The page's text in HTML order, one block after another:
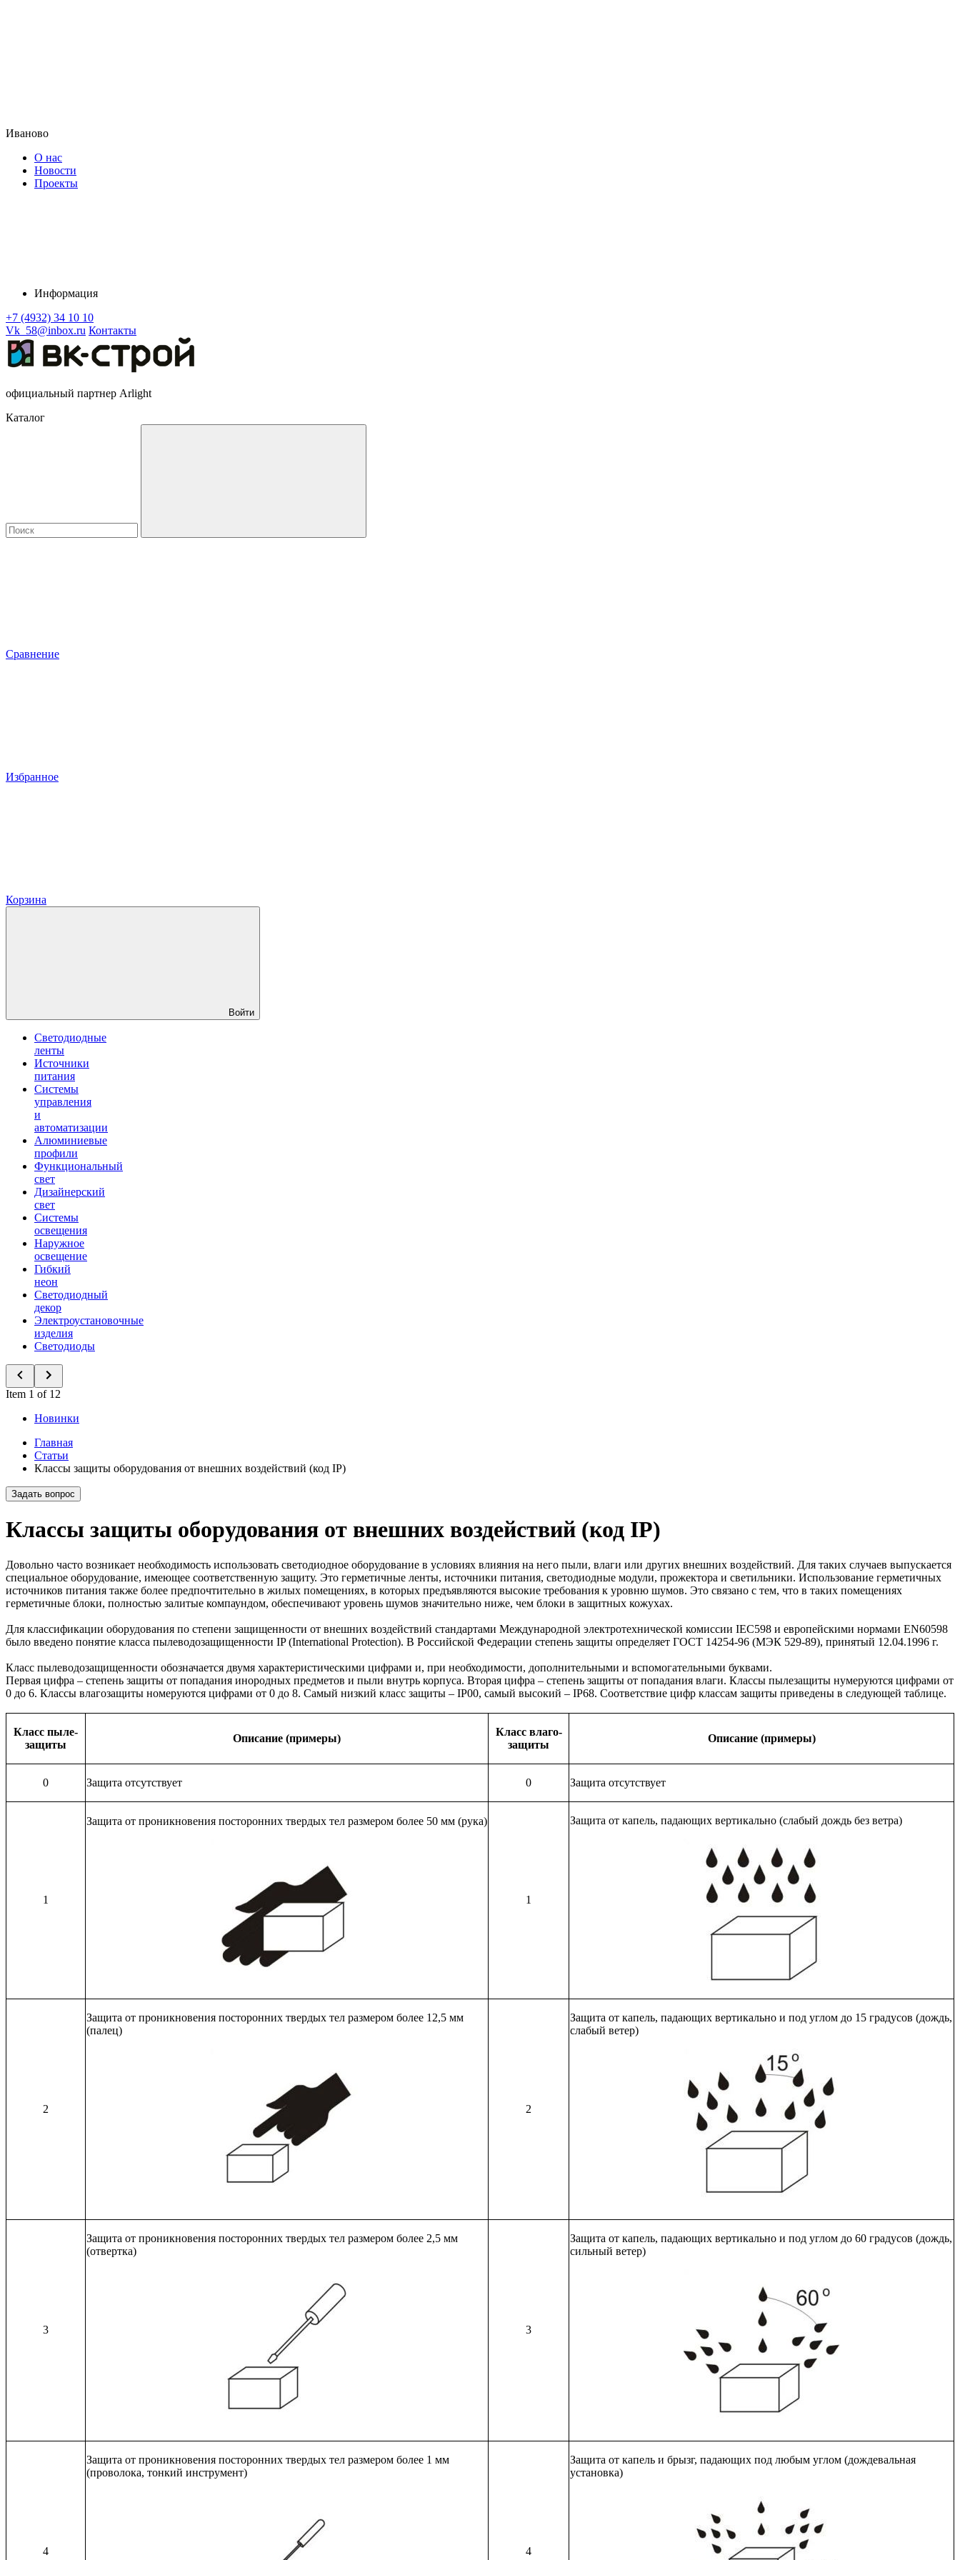
Иваново
О нас
Новости
Проекты
Информация
+7 (4932) 34 10 10
Vk_58@inbox.ru Контакты
официальный партнер Arlight
Каталог
Сравнение
Избранное
Корзина
Войти
Светодиодные
ленты
Источники
питания
Системы
управления
и
автоматизации
Алюминиевые
профили
Функциональный
свет
Дизайнерский
свет
Системы
освещения
Наружное
освещение
Гибкий
неон
Светодиодный
декор
Электроустановочные
изделия
Светодиоды
Item 1 of 12
Новинки
Главная
Статьи
Классы защиты оборудования от внешних воздействий (код IP)
Задать вопрос
Классы защиты оборудования от внешних воздействий (код IP)
Довольно часто возникает необходимость использовать светодиодное оборудование в условиях влияния на него пыли, влаги или других внешних воздействий. Для таких случаев выпускается
специальное оборудование, имеющее соответственную защиту. Это герметичные ленты, источники питания, светодиодные модули, прожектора и светильники. Использование герметичных
источников питания также более предпочтительно в жилых помещениях, в которых предъявляются высокие требования к уровню шумов. Это связано с тем, что в таких помещениях
герметичные блоки, полностью залитые компаундом, обеспечивают уровень шумов значительно ниже, чем блоки в защитных кожухах.
Для классификации оборудования по степени защищенности от внешних воздействий стандартами Международной электротехнической комиссии IEC598 и европейскими нормами EN60598
было введено понятие класса пылеводозащищенности IP (International Protection). В Российской Федерации степень защиты определяет ГОСТ 14254-96 (МЭК 529-89), принятый 12.04.1996 г.
Класс пылеводозащищенности обозначается двумя характеристическими цифрами и, при необходимости, дополнительными и вспомогательными буквами.
Первая цифра – степень защиты от попадания инородных предметов и пыли внутрь корпуса. Вторая цифра – степень защиты от попадания влаги. Классы пылезащиты нумеруются цифрами от
0 до 6. Классы влагозащиты номеруются цифрами от 0 до 8. Самый низкий класс защиты – IP00, самый высокий – IP68. Соответствие цифр классам защиты приведены в следующей таблице.
Класс пыле-
защиты
Описание (примеры)
Класс влаго-
защиты
Описание (примеры)
0 Защита отсутствует 0 Защита отсутствует
1
Защита от проникновения посторонних твердых тел размером более 50 мм (рука)
1
Защита от капель, падающих вертикально (слабый дождь без ветра)
2
Защита от проникновения посторонних твердых тел размером более 12,5 мм
(палец)
2
Защита от капель, падающих вертикально и под углом до 15 градусов (дождь,
слабый ветер)
3
Защита от проникновения посторонних твердых тел размером более 2,5 мм
(отвертка)
3
Защита от капель, падающих вертикально и под углом до 60 градусов (дождь,
сильный ветер)
4
Защита от проникновения посторонних твердых тел размером более 1 мм
(проволока, тонкий инструмент)
4
Защита от капель и брызг, падающих под любым углом (дождевальная
установка)